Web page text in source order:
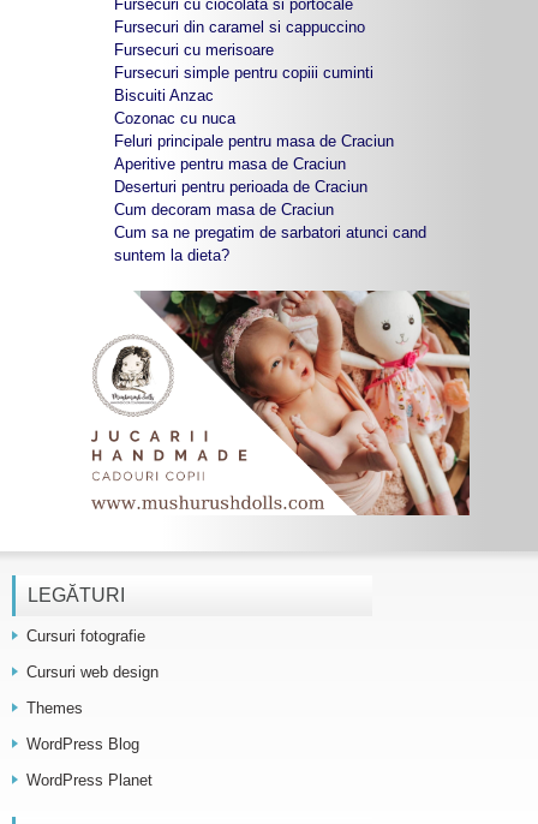
Fursecuri cu ciocolata si portocale
Fursecuri din caramel si cappuccino
Fursecuri cu merisoare
Fursecuri simple pentru copiii cuminti
Biscuiti Anzac
Cozonac cu nuca
Feluri principale pentru masa de Craciun
Aperitive pentru masa de Craciun
Deserturi pentru perioada de Craciun
Cum decoram masa de Craciun
Cum sa ne pregatim de sarbatori atunci cand
suntem la dieta?
LEGĂTURI
Cursuri fotografie
Cursuri web design
Themes
WordPress Blog
WordPress Planet